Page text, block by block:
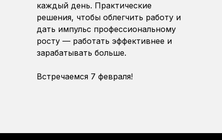
каждый день. Практические
решения, чтобы облегчить работу и
дать импульс профессиональному
росту — работать эффективнее и
зарабатывать больше.
Встречаемся 7 февраля!